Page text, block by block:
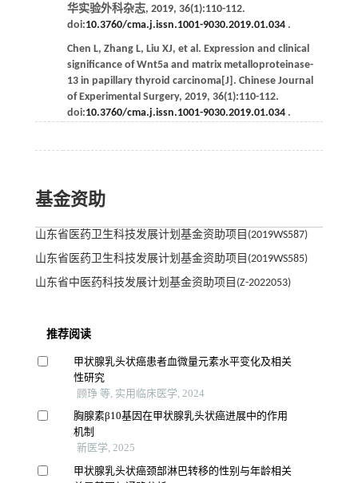
华实验外科杂志, 2019, 36(1):110-112.
doi:10.3760/cma.j.issn.1001-9030.2019.01.034.
Chen L, Zhang L, Liu XJ, et al . Expression and clinical
significance of Wnt5a and matrix metalloproteinase-
13 in papillary thyroid carcinoma[J]. Chinese Journal
of Experimental Surgery, 2019, 36(1):110-112.
doi:10.3760/cma.j.issn.1001-9030.2019.01.034.
基金资助
山东省医药卫生科技发展计划基金资助项目(2019WS587)
山东省医药卫生科技发展计划基金资助项目(2019WS585)
山东省中医药科技发展计划基金资助项目(Z-2022053)